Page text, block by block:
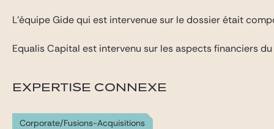
L’équipe Gide qui est intervenue sur le dossier était
Equalis Capital est intervenu sur les aspects financiers
EXPERTISE CONNEXE
Corporate/Fusions-Acquisitions